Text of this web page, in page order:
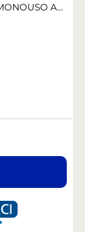
SIENA MASCHERINA CHIRURGICA MONOUSO ADULTO BLU ROYAL CONF. 10 PZ